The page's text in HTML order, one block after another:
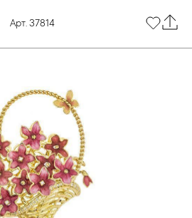
Арт. 37814